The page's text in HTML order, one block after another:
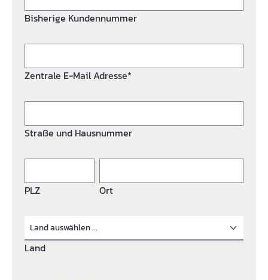
Bisherige Kundennummer
Zentrale E-Mail Adresse*
Straße und Hausnummer
PLZ Ort
Land